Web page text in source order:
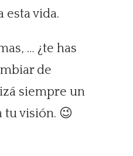
esta vida.
… ¿te has
de
siempre un
tu visión. 😉